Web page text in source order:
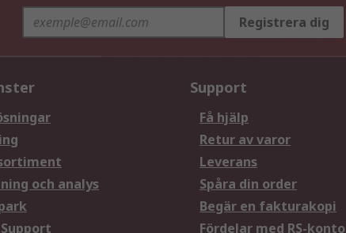
Registrera dig
och analys
Support
Få hjälp
Retur av varor
Leverans
Spåra din order
Begär en fakturakopi
Fördelar med RS-konto